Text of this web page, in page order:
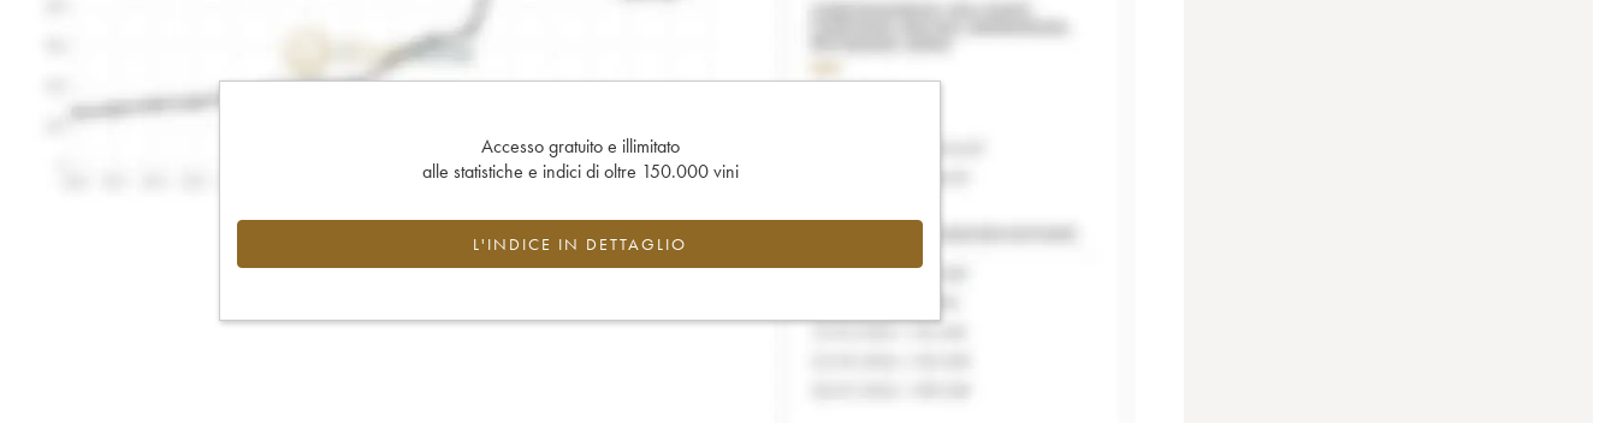
Accesso gratuito e illimitato
alle statistiche e indici di oltre 150.000 vini
L'INDICE IN DETTAGLIO